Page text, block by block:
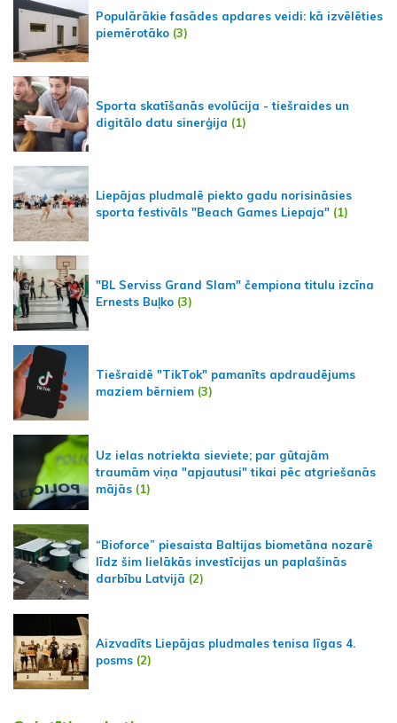
Populārākie fasādes apdares veidi: kā izvēlēties
piemērotāko (3)
Sporta skatīšanās evolūcija - tiešraides un
digitālo datu sinerģija (1)
Liepājas pludmalē piekto gadu norisināsies
sporta festivāls "Beach Games Liepaja" (1)
"BL Serviss Grand Slam" čempiona titulu izcīna
Ernests Buļko (3)
Tiešraidē "TikTok" pamanīts apdraudējums
maziem bērniem (3)
Uz ielas notriekta sieviete; par gūtajām
traumām viņa "apjautusi" tikai pēc atgriešanās
mājās (1)
“Bioforce” piesaista Baltijas biometāna nozarē
līdz šim lielākās investīcijas un paplašinās
darbību Latvijā (2)
Aizvadīts Liepājas pludmales tenisa līgas 4.
posms (2)